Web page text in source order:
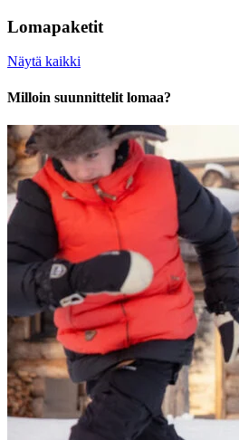
Lomapaketit
Näytä kaikki
Milloin suunnittelit lomaa?